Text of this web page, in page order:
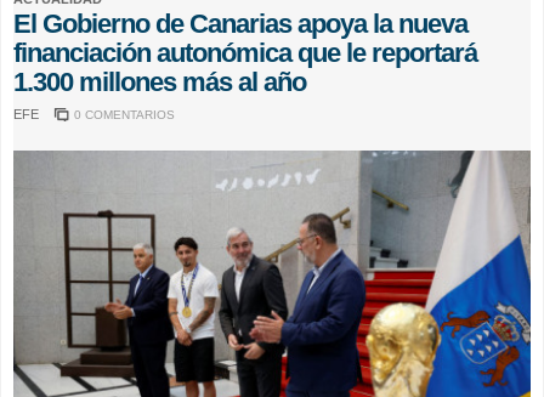
El Gobierno de Canarias apoya la nueva
financiación autonómica que le reportará
1.300 millones más al año
EFE 0 COMENTARIOS